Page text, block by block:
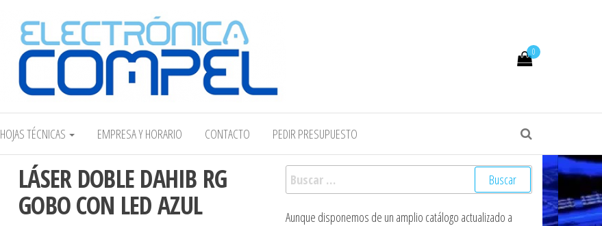
Electrónica COMPEL
0
HOJAS TÉCNICAS EMPRESA Y HORARIO CONTACTO PEDIR PRESUPUESTO
LÁSER DOBLE DAHIB RG
GOBO CON LED AZUL
Buscar:
Aunque disponemos de un amplio catálogo actualizado a